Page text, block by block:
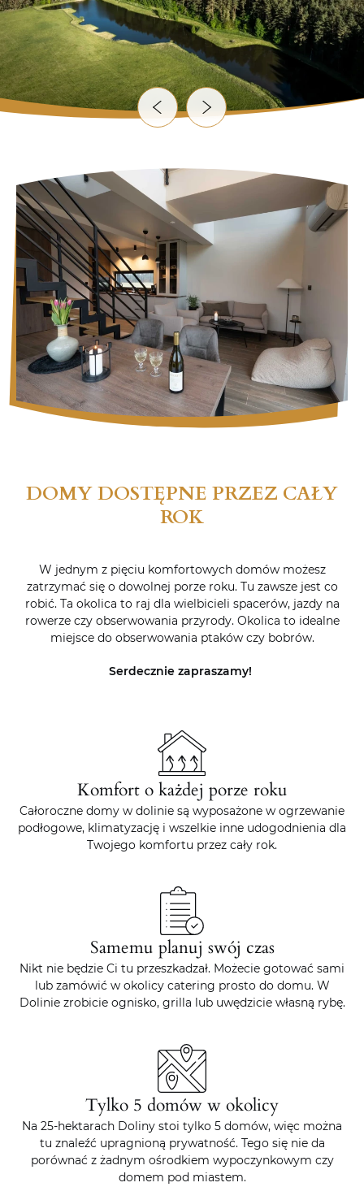
DOMY DOSTĘPNE PRZEZ CAŁY
ROK
W jednym z pięciu komfortowych domów możesz
zatrzymać się o dowolnej porze roku. Tu zawsze jest co
robić. Ta okolica to raj dla wielbicieli spacerów, jazdy na
rowerze czy obserwowania przyrody. Okolica to idealne
miejsce do obserwowania ptaków czy bobrów.
Serdecznie zapraszamy!
Komfort o każdej porze roku
Całoroczne domy w dolinie są wyposażone w ogrzewanie
podłogowe, klimatyzację i wszelkie inne udogodnienia dla
Twojego komfortu przez cały rok.
Samemu planuj swój czas
Nikt nie będzie Ci tu przeszkadzał. Możecie gotować sami
lub zamówić w okolicy catering prosto do domu. W
Dolinie zrobicie ognisko, grilla lub uwędzicie własną rybę.
Tylko 5 domów w okolicy
Na 25-hektarach Doliny stoi tylko 5 domów, więc można
tu znaleźć upragnioną prywatność. Tego się nie da
porównać z żadnym ośrodkiem wypoczynkowym czy
domem pod miastem.